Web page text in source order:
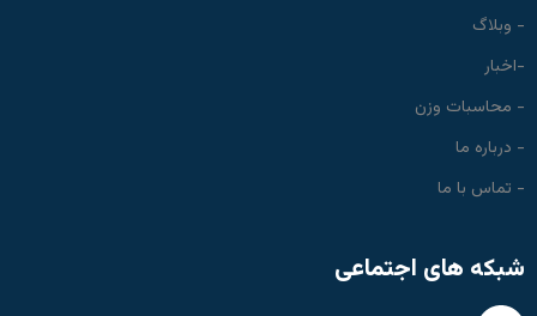
- وبلاگ
-اخبار
- محاسبات وزن
- درباره ما
- تماس با ما
شبکه های اجتماعی